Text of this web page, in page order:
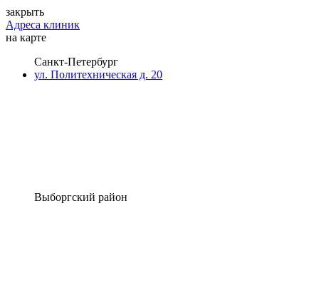
закрыть
Адреса клиник
на карте
Санкт-Петербург
ул. Политехническая д. 20
Выборгский район